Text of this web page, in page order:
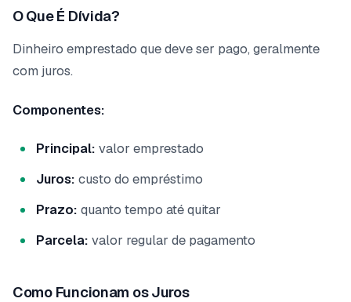
O Que É Dívida?
Dinheiro emprestado que deve ser pago, geralmente
com juros.
Componentes:
Principal: valor emprestado
Juros: custo do empréstimo
Prazo: quanto tempo até quitar
Parcela: valor regular de pagamento
Como Funcionam os Juros